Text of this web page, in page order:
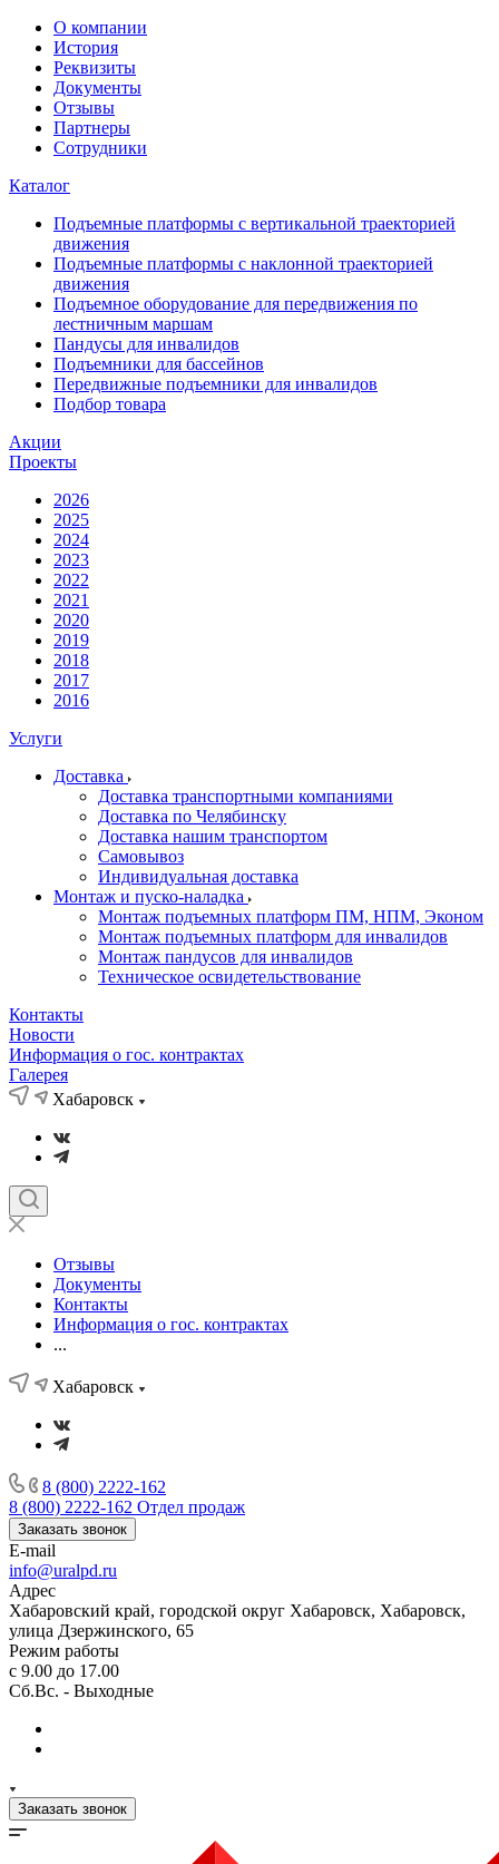
О компании
История
Реквизиты
Документы
Отзывы
Партнеры
Сотрудники
Каталог
Подъемные платформы с вертикальной траекторией
движения
Подъемные платформы с наклонной траекторией
движения
Подъемное оборудование для передвижения по
лестничным маршам
Пандусы для инвалидов
Подъемники для бассейнов
Передвижные подъемники для инвалидов
Подбор товара
Акции
Проекты
2026
2025
2024
2023
2022
2021
2020
2019
2018
2017
2016
Услуги
Доставка
Доставка транспортными компаниями
Доставка по Челябинску
Доставка нашим транспортом
Самовывоз
Индивидуальная доставка
Монтаж и пуско-наладка
Монтаж подъемных платформ ПМ, НПМ, Эконом
Монтаж подъемных платформ для инвалидов
Монтаж пандусов для инвалидов
Техническое освидетельствование
Контакты
Новости
Информация о гос. контрактах
Галерея
Хабаровск
Отзывы
Документы
Контакты
Информация о гос. контрактах
...
Хабаровск
8 (800) 2222-162
8 (800) 2222-162 Отдел продаж
Заказать звонок
E-mail
info@uralpd.ru
Адрес
Хабаровский край, городской округ Хабаровск, Хабаровск,
улица Дзержинского, 65
Режим работы
с 9.00 до 17.00
Сб.Вс. - Выходные
Заказать звонок